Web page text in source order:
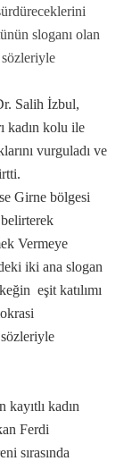
sloganı olan
sözleriyle
Salih İzbul,
kadın kolu ile
vurguladı ve
Girne bölgesi
belirterek
Vermeye
iki ana slogan
eşit katılımı
kayıtlı kadın
Ferdi
sırasında